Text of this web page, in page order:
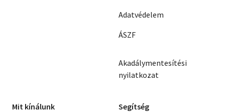
Adatvédelem
ÁSZF
Akadálymentesítési
nyilatkozat
Mit kínálunk Segítség